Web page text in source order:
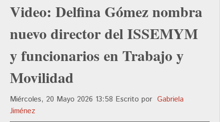
Video: Delfina Gómez nombra
nuevo director del ISSEMYM
y funcionarios en Trabajo y
Movilidad
Miércoles, 20 Mayo 2026 13:58 Escrito por Gabriela
Jiménez